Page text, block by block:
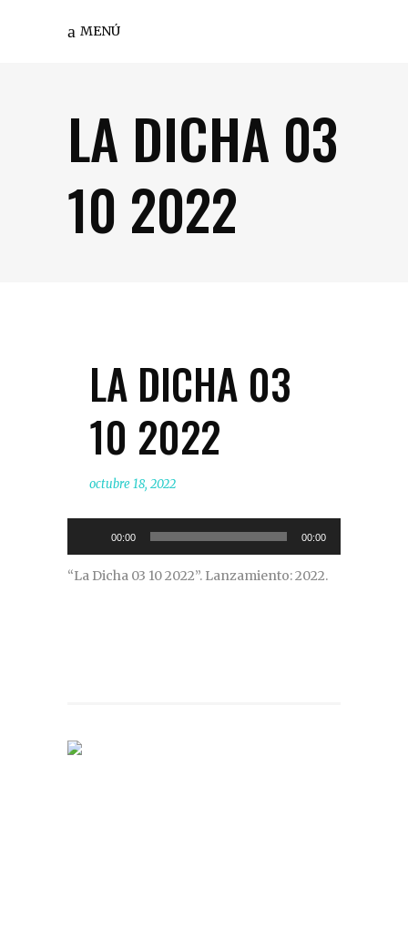
MENÚ
LA DICHA 03
10 2022
LA DICHA 03
10 2022
octubre 18, 2022
de
audio
00:00 00:00
“La Dicha 03 10 2022”. Lanzamiento: 2022.